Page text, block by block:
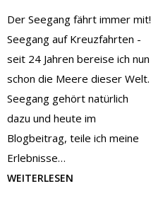
Der Seegang fährt immer mit!
Seegang auf Kreuzfahrten -
seit 24 Jahren bereise ich nun
schon die Meere dieser Welt.
Seegang gehört natürlich
dazu und heute im
Blogbeitrag, teile ich meine
Erlebnisse…
WEITERLESEN